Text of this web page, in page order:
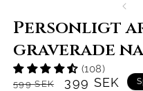
Personligt
graverade
(108)
Normaalihinta
599 SEK Alennushinta
399 SEK